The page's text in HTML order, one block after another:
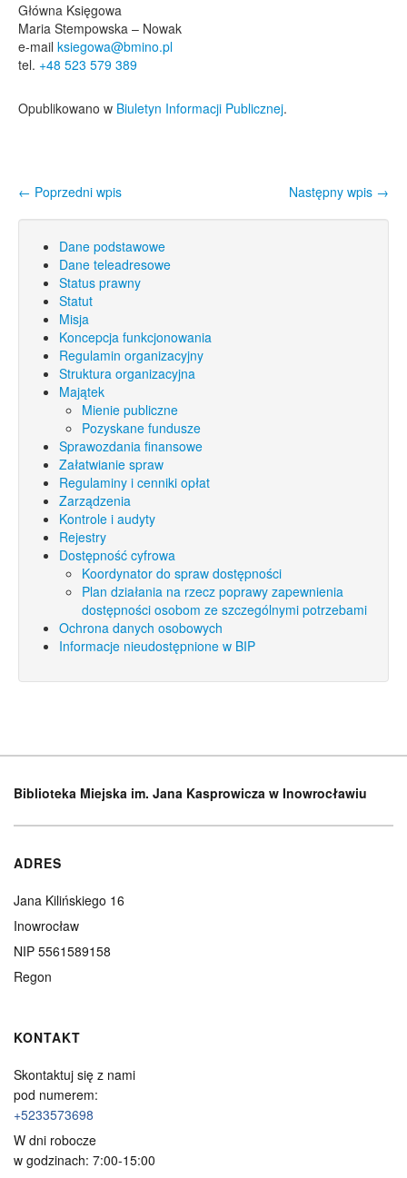
Główna Księgowa
Maria Stempowska – Nowak
e-mail ksiegowa@bmino.pl
tel. +48 523 579 389
Opublikowano w Biuletyn Informacji Publicznej.
Nawigacja wpisu
Następny wpis →
← Poprzedni wpis
Dane podstawowe
Dane teleadresowe
Status prawny
Statut
Misja
Koncepcja funkcjonowania
Regulamin organizacyjny
Struktura organizacyjna
Majątek
Mienie publiczne
Pozyskane fundusze
Sprawozdania finansowe
Załatwianie spraw
Regulaminy i cenniki opłat
Zarządzenia
Kontrole i audyty
Rejestry
Dostępność cyfrowa
Koordynator do spraw dostępności
Plan działania na rzecz poprawy zapewnienia
dostępności osobom ze szczególnymi potrzebami
Ochrona danych osobowych
Informacje nieudostępnione w BIP
Biblioteka Miejska im. Jana Kasprowicza w Inowrocławiu
ADRES
Jana Kilińskiego 16
Inowrocław
NIP 5561589158
Regon
KONTAKT
Skontaktuj się z nami
pod numerem:
+5233573698
W dni robocze
w godzinach: 7:00-15:00